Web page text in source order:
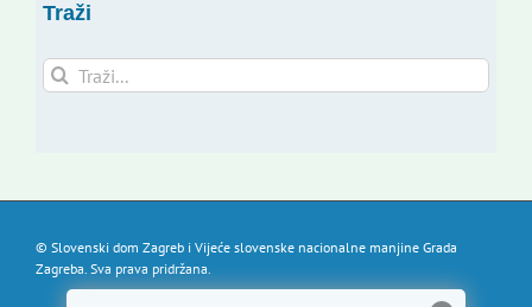
Traži
Traži...
© Slovenski dom Zagreb i Vijeće slovenske nacionalne manjine Grada
Zagreba. Sva prava pridržana.